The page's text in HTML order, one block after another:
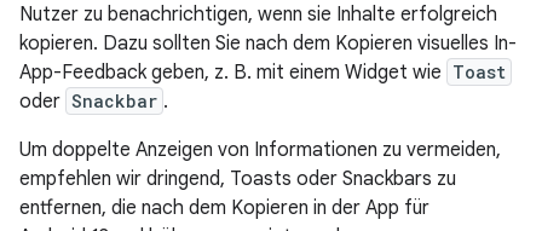
Nutzer zu benachrichtigen, wenn sie Inhalte erfolgreich
kopieren. Dazu sollten Sie nach dem Kopieren visuelles In-
App-Feedback geben, z. B. mit einem Widget wie Toast
oder Snackbar .
Um doppelte Anzeigen von Informationen zu vermeiden,
empfehlen wir dringend, Toasts oder Snackbars zu
entfernen, die nach dem Kopieren in der App für